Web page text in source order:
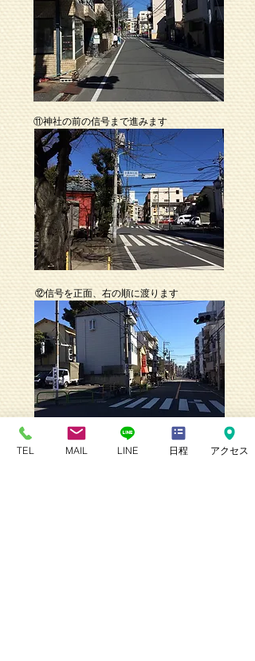
⑪神社の前の信号まで進みます
⑫信号を正面、右の順に渡ります
TEL MAIL LINE 日程 アクセス